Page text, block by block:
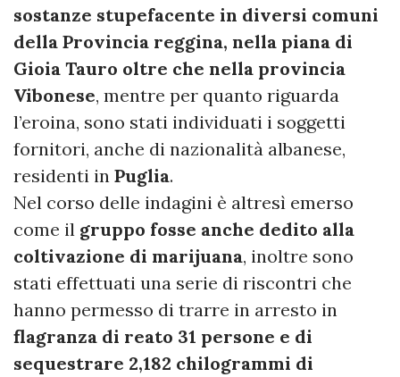
sostanze stupefacente in diversi comuni
della Provincia reggina, nella piana di
Gioia Tauro oltre che nella provincia
Vibonese, mentre per quanto riguarda
l’eroina, sono stati individuati i soggetti
fornitori, anche di nazionalità albanese,
residenti in Puglia.
Nel corso delle indagini è altresì emerso
come il gruppo fosse anche dedito alla
coltivazione di marijuana, inoltre sono
stati effettuati una serie di riscontri che
hanno permesso di trarre in arresto in
flagranza di reato 31 persone e di
sequestrare 2,182 chilogrammi di